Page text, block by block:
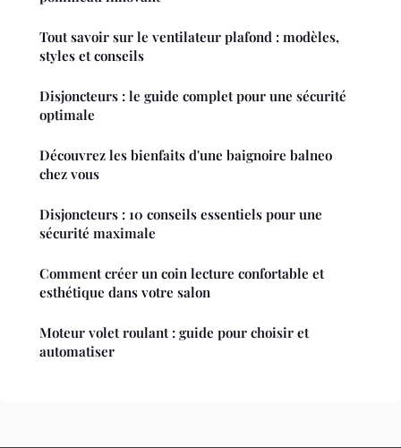
Tout savoir sur le ventilateur plafond : modèles,
styles et conseils
Disjoncteurs : le guide complet pour une sécurité
optimale
Découvrez les bienfaits d'une baignoire balneo
chez vous
Disjoncteurs : 10 conseils essentiels pour une
sécurité maximale
Comment créer un coin lecture confortable et
esthétique dans votre salon
Moteur volet roulant : guide pour choisir et
automatiser